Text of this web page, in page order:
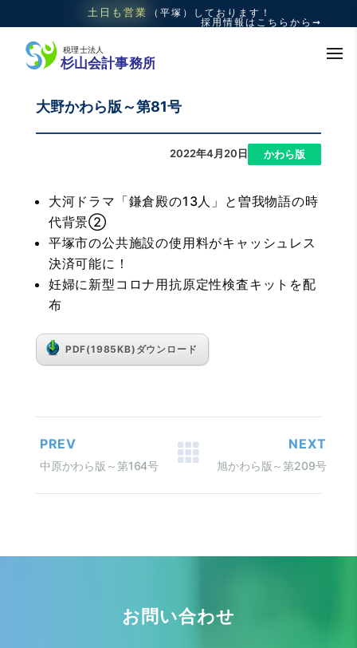
土日も 営業 （平塚）
しております！
採用情報はこちらから➞
大野かわら版～第81号
2022年4月20日 かわら版
大河ドラマ「鎌倉殿の13人」と曽我物語の時
代背景②
平塚市の公共施設の使用料がキャッシュレス
決済可能に！
妊婦に新型コロナ用抗原定性検査キットを配
布
PDF(1985KB)ダウンロード
PREV
中原かわら版～第164号
NEXT
旭かわら版～第209号
お問い合わせ